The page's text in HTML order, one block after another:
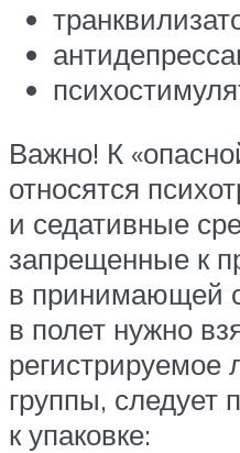
Важно! К
относятся
и седативные
запрещенные к
в принимающей
в полет нужно
регистрируемое
группы, следует
к упаковке: